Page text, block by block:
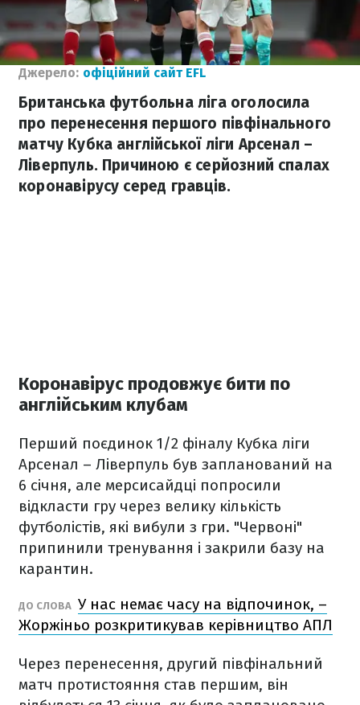
Джерело: офіційний сайт EFL
Британська футбольна ліга оголосила
про перенесення першого півфінального
матчу Кубка англійської ліги Арсенал –
Ліверпуль. Причиною є серйозний спалах
коронавірусу серед гравців.
Коронавірус продовжує бити по
англійським клубам
Перший поєдинок 1/2 фіналу Кубка ліги
Арсенал – Ліверпуль був запланований на
6 січня, але мерсисайдці попросили
відкласти гру через велику кількість
футболістів, які вибули з гри. "Червоні"
припинили тренування і закрили базу на
карантин.
ДО СЛОВА У нас немає часу на відпочинок, –
Жоржіньо розкритикував керівництво АПЛ
Через перенесення, другий півфінальний
матч протистояння став першим, він